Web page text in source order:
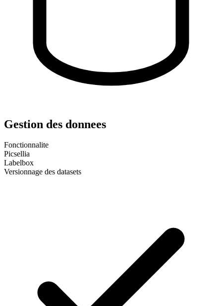
Gestion des donnees
Fonctionnalite
Picsellia
Labelbox
Versionnage des datasets